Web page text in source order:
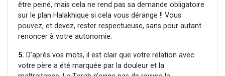
être peiné, mais cela ne rend pas sa demande obligatoire
sur le plan Halakhique si cela vous dérange !! Vous
pouvez, et devez, rester respectueuse, sans pour autant
renoncer à votre autonomie.
5. D’après vos mots, il est clair que votre relation avec
votre père a été marquée par la douleur et la